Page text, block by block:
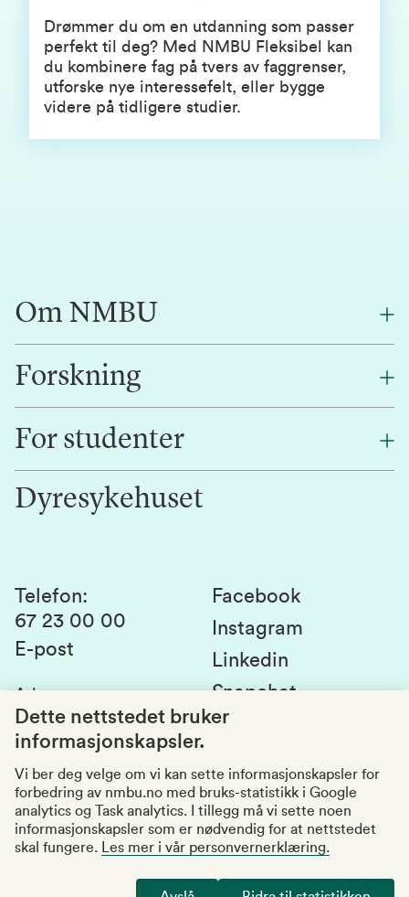
Drømmer du om en utdanning som passer
perfekt til deg? Med NMBU Fleksibel kan
du kombinere fag på tvers av faggrenser,
utforske nye interessefelt, eller bygge
videre på tidligere studier.
Om NMBU
Om oss
Alumni
Kontakt oss
Forskning
Forskning
Innovasjon
For studenter
Studentlivet
Studier og emner
Studenttinget
Si fra om avvik
Kvalitet i utdanningen
Dyresykehuset
Telefon:
67 23 00 00
E-post
Adresse:
Postboks 5003
1432 Ås
Organisasjonsnummer
969159570
Besøksadresser
Facebook
Instagram
Linkedin
Snapchat
Tilgjengelighetserklæring
Personvernerklæring
Dette nettstedet bruker
informasjonskapsler.
Vi ber deg velge om vi kan sette informasjonskapsler for
forbedring av nmbu.no med bruks-statistikk i Google
analytics og Task analytics. I tillegg må vi sette noen
informasjonskapsler som er nødvendig for at nettstedet
skal fungere.
Les mer i vår personvernerklæring.